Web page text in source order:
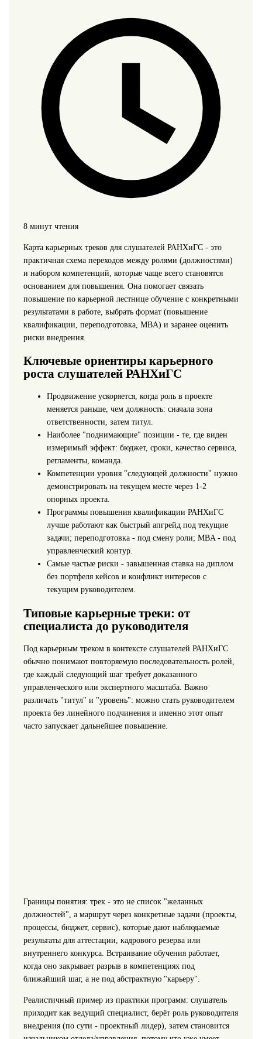
8 минут чтения
Карта карьерных треков для слушателей РАНХиГС - это
практичная схема переходов между ролями (должностями)
и набором компетенций, которые чаще всего становятся
основанием для повышения. Она помогает связать
повышение по карьерной лестнице обучение с конкретными
результатами в работе, выбрать формат (повышение
квалификации, переподготовка, MBA) и заранее оценить
риски внедрения.
Ключевые ориентиры карьерного
роста слушателей РАНХиГС
Продвижение ускоряется, когда роль в проекте
меняется раньше, чем должность: сначала зона
ответственности, затем титул.
Наиболее "поднимающие" позиции - те, где виден
измеримый эффект: бюджет, сроки, качество сервиса,
регламенты, команда.
Компетенции уровня "следующей должности" нужно
демонстрировать на текущем месте через 1-2
опорных проекта.
Программы повышения квалификации РАНХиГС
лучше работают как быстрый апгрейд под текущие
задачи; переподготовка - под смену роли; MBA - под
управленческий контур.
Самые частые риски - завышенная ставка на диплом
без портфеля кейсов и конфликт интересов с
текущим руководителем.
Типовые карьерные треки: от
специалиста до руководителя
Под карьерным треком в контексте слушателей РАНХиГС
обычно понимают повторяемую последовательность ролей,
где каждый следующий шаг требует доказанного
управленческого или экспертного масштаба. Важно
различать "титул" и "уровень": можно стать руководителем
проекта без линейного подчинения и именно этот опыт
часто запускает дальнейшее повышение.
Границы понятия: трек - это не список "желанных
должностей", а маршрут через конкретные задачи (проекты,
процессы, бюджет, сервис), которые дают наблюдаемые
результаты для аттестации, кадрового резерва или
внутреннего конкурса. Встраивание обучения работает,
когда оно закрывает разрыв в компетенциях под
ближайший шаг, а не под абстрактную "карьеру".
Реалистичный пример из практики программ: слушатель
приходит как ведущий специалист, берёт роль руководителя
внедрения (по сути - проектный лидер), затем становится